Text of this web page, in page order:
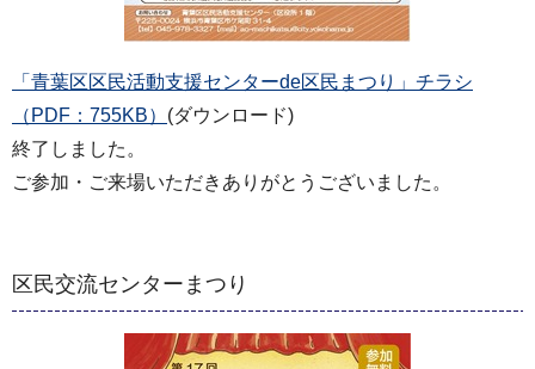
「青葉区区民活動支援センターde区民まつり」チラシ
（PDF：755KB） (ダウンロード)
終了しました。
ご参加・ご来場いただきありがとうございました。
区民交流センターまつり